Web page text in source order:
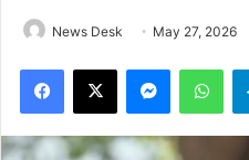
News Desk May 27, 2026
Facebook
X Messenger